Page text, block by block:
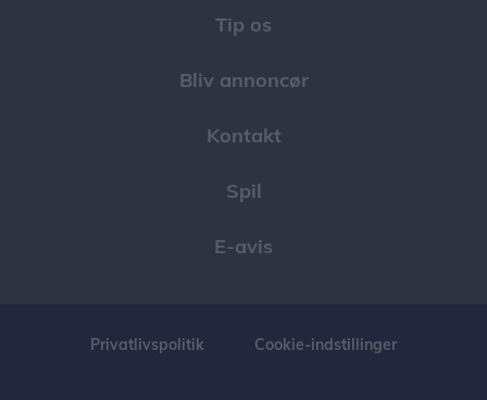
Tip os
Bliv annoncør
Kontakt
Spil
E-avis
Privatlivspolitik Cookie-indstillinger